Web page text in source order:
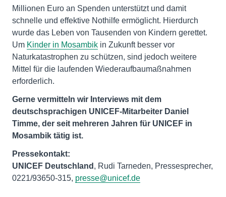
Millionen Euro an Spenden unterstützt und damit
schnelle und effektive Nothilfe ermöglicht. Hierdurch
wurde das Leben von Tausenden von Kindern gerettet.
Um Kinder in Mosambik in Zukunft besser vor
Naturkatastrophen zu schützen, sind jedoch weitere
Mittel für die laufenden Wiederaufbaumaßnahmen
erforderlich.
Gerne vermitteln wir Interviews mit dem
deutschsprachigen UNICEF-Mitarbeiter Daniel
Timme, der seit mehreren Jahren für UNICEF in
Mosambik tätig ist.
Pressekontakt:
UNICEF Deutschland , Rudi Tarneden, Pressesprecher,
0221/93650-315, presse@unicef.de